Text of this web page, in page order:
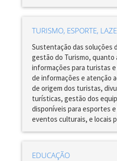
TURISMO, ESPORTE,
Sustentação das soluções
gestão do Turismo, quanto
informações para turistas
de informações e atenção
de origem dos turistas,
turísticas, gestão dos
disponíveis para esportes
eventos culturais, e locais
EDUCAÇÃO